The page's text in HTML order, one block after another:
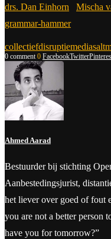
drs. Dan Einhorn
Mischa
grammar-hammer
collectiefdisruptiemedia
0 comment 0 FacebookTwitter
Ahmed Aarad
Bestuurder bij stichting
Aanbestedingsjurist,
het liever over goed of fout
you are not a better person
have you for tomorrow?”